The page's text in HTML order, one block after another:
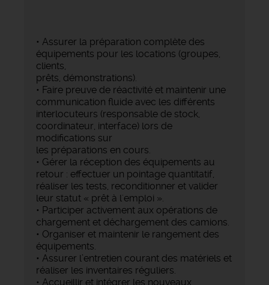
• Assurer la préparation complète des
équipements pour les locations (groupes,
clients,
prêts, démonstrations).
• Faire preuve de réactivité et maintenir une
communication fluide avec les différents
interlocuteurs (responsable de stock,
coordinateur, interface) lors de
modifications sur
les préparations en cours.
• Gérer la réception des équipements au
retour : effectuer un pointage quantitatif,
réaliser les tests, reconditionner et valider
leur statut « prêt à l'emploi ».
• Participer activement aux opérations de
chargement et déchargement des camions.
• Organiser et maintenir le rangement des
équipements.
• Assurer l’entretien courant des matériels et
réaliser les inventaires réguliers.
• Accueillir et intégrer les nouveaux